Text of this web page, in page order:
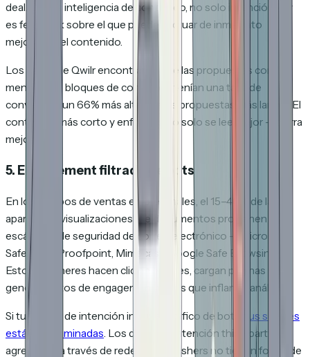
deal. Eso es inteligencia de contenido, no solo intención — y
es feedback sobre el que puedes actuar de inmediato
mejorando el contenido.
Los datos de Qwilr encontraron que las propuestas con
menos de 6 bloques de contenido tenían una tasa de
conversión un 66% más alta que las propuestas más largas. El
contenido más corto y enfocado no solo se lee mejor — cierra
mejor.
5. Engagement filtrado de bots
En los equipos de ventas empresariales, el 15–40% de las
aparentes "visualizaciones" de documentos provienen de
escáneres de seguridad de correo electrónico — Microsoft
SafeLinks, Proofpoint, Mimecast, Google Safe Browsing.
Estos escáneres hacen clic en enlaces, cargan páginas y
generan datos de engagement falsos que inflan tu análisis.
Si tus datos de intención incluyen tráfico de bots,
tus señales
están contaminadas . Los datos de intención third-party
agregados a través de redes de publishers no tienen forma de